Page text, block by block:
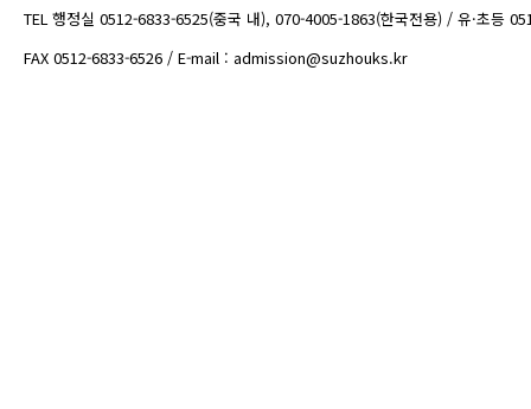
TEL 행정실 0512-6833-6525(중국 내), 070-4005-1863(한국전용) / 유·초등
FAX 0512-6833-6526 / E-mail : admission@suzhouks.kr